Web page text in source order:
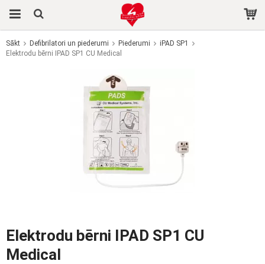
Prece tika pievienota jūsu grozam
Sākt Defibrilatori un piederumi Piederumi
iPAD SP1
Elektrodu bērni IPAD SP1 CU Medical
Elektrodu bērni IPAD SP1 CU
Medical